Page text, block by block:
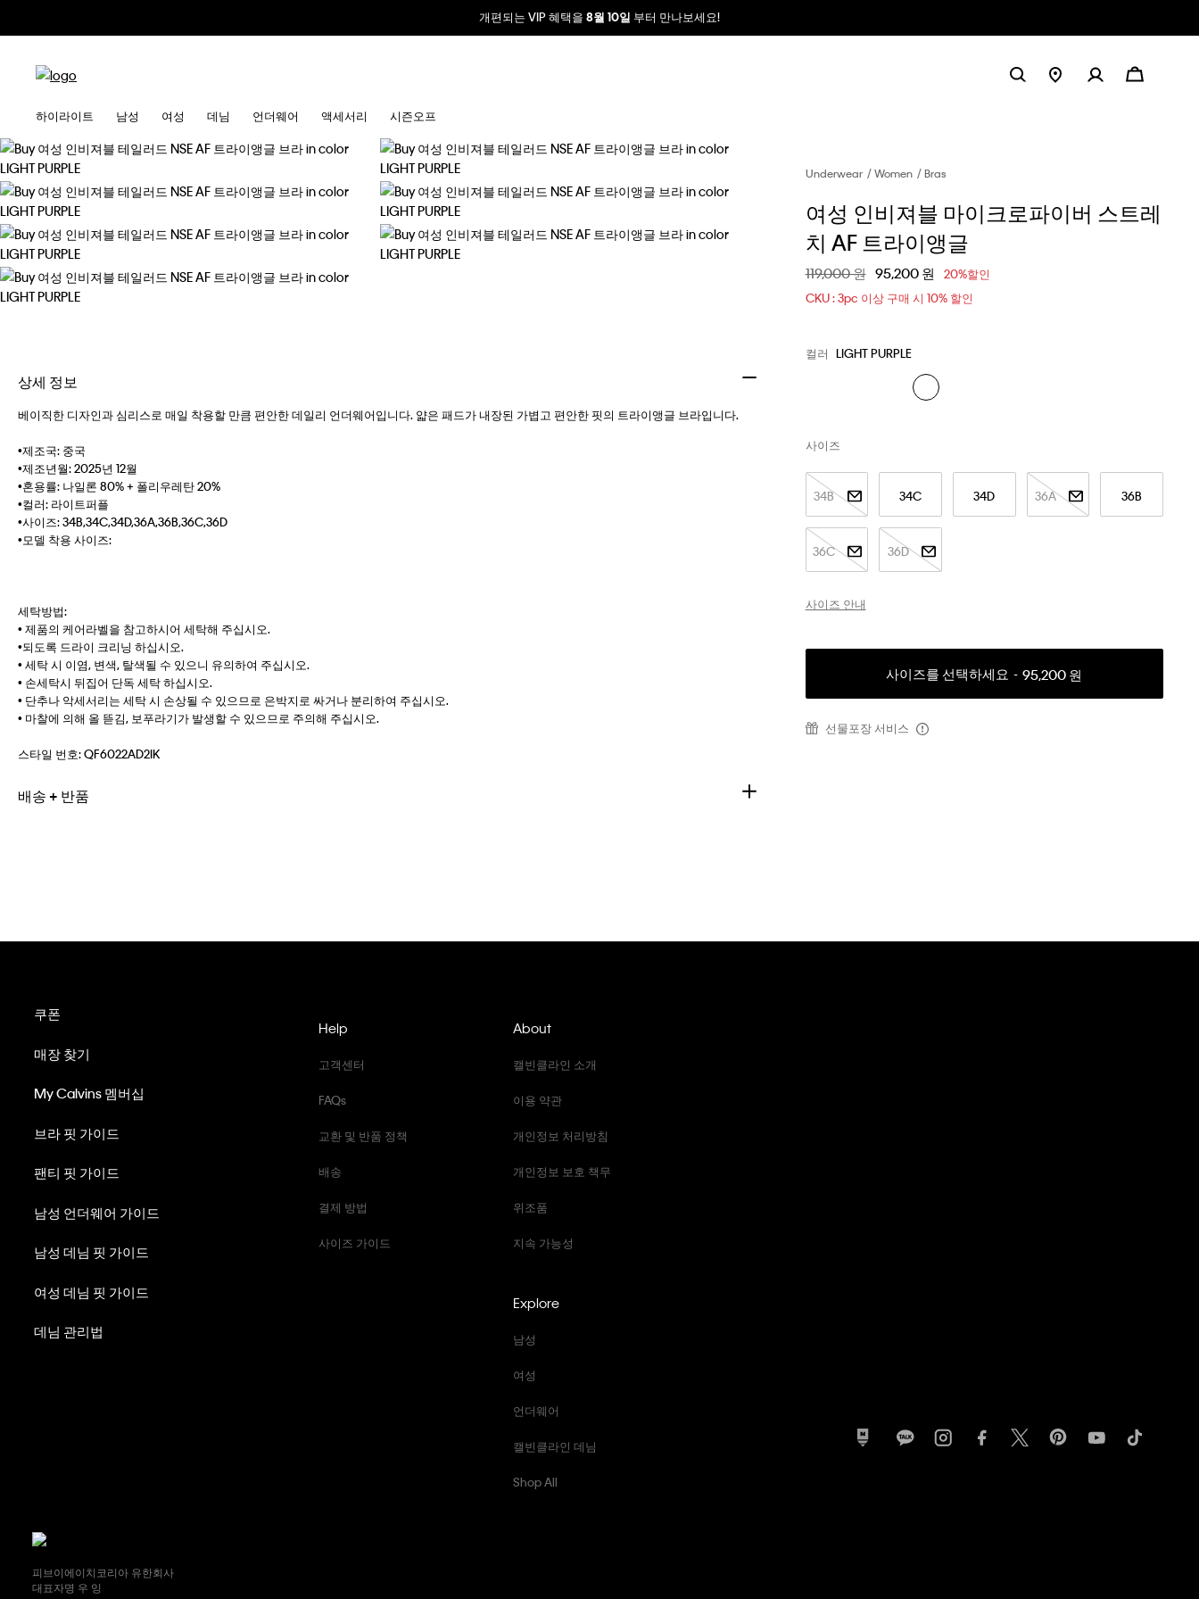
개편되는 VIP 혜택을 8월 10일 부터 만나보세요!
하이라이트 남성 여성 데님 언더웨어 액세서리 시즌오프
상세 정보
베이직한 디자인과 심리스로 매일 착용할 만큼 편안한 데일리 언더웨어입니다. 얇은 패드가 내장된 가볍고 편안한 핏의 트라이앵글 브라입니다.
•제조국: 중국
•제조년월: 2025년 12월
•혼용률: 나일론 80% + 폴리우레탄 20%
•컬러: 라이트퍼플
•사이즈: 34B,34C,34D,36A,36B,36C,36D
•모델 착용 사이즈:
세탁방법:
• 제품의 케어라벨을 참고하시어 세탁해 주십시오.
•되도록 드라이 크리닝 하십시오.
• 세탁 시 이염, 변색, 탈색될 수 있으니 유의하여 주십시오.
• 손세탁시 뒤집어 단독 세탁 하십시오.
• 단추나 악세서리는 세탁 시 손상될 수 있으므로 은박지로 싸거나 분리하여 주십시오.
• 마찰에 의해 올 뜯김, 보푸라기가 발생할 수 있으므로 주의해 주십시오.
스타일 번호:QF6022AD2IK
배송 + 반품
Underwear Women Bras
여성 인비져블 마이크로파이버 스트레
치 AF 트라이앵글
할인 전 가격
119,000 원할인된 가격
95,200 원
20%할인
CKU : 3pc 이상 구매 시 10% 할인
컬러 LIGHT PURPLE
34B 34C 34D 36A 36B
36C 36D
사이즈
사이즈 안내
사이즈를 선택하세요 95,200 원
선물포장 서비스
Help
고객센터
FAQs
교환 및 반품 정책
배송
결제 방법
사이즈 가이드
쿠폰
매장 찾기
My Calvins 멤버십
브라 핏 가이드
팬티 핏 가이드
남성 언더웨어 가이드
남성 데님 핏 가이드
여성 데님 핏 가이드
데님 관리법
Explore
남성
여성
언더웨어
캘빈클라인 데님
Shop All
About
캘빈클라인 소개
이용 약관
개인정보 처리방침
개인정보 보호 책무
위조품
지속 가능성
피브이에이치코리아 유한회사
대표자명 우 잉